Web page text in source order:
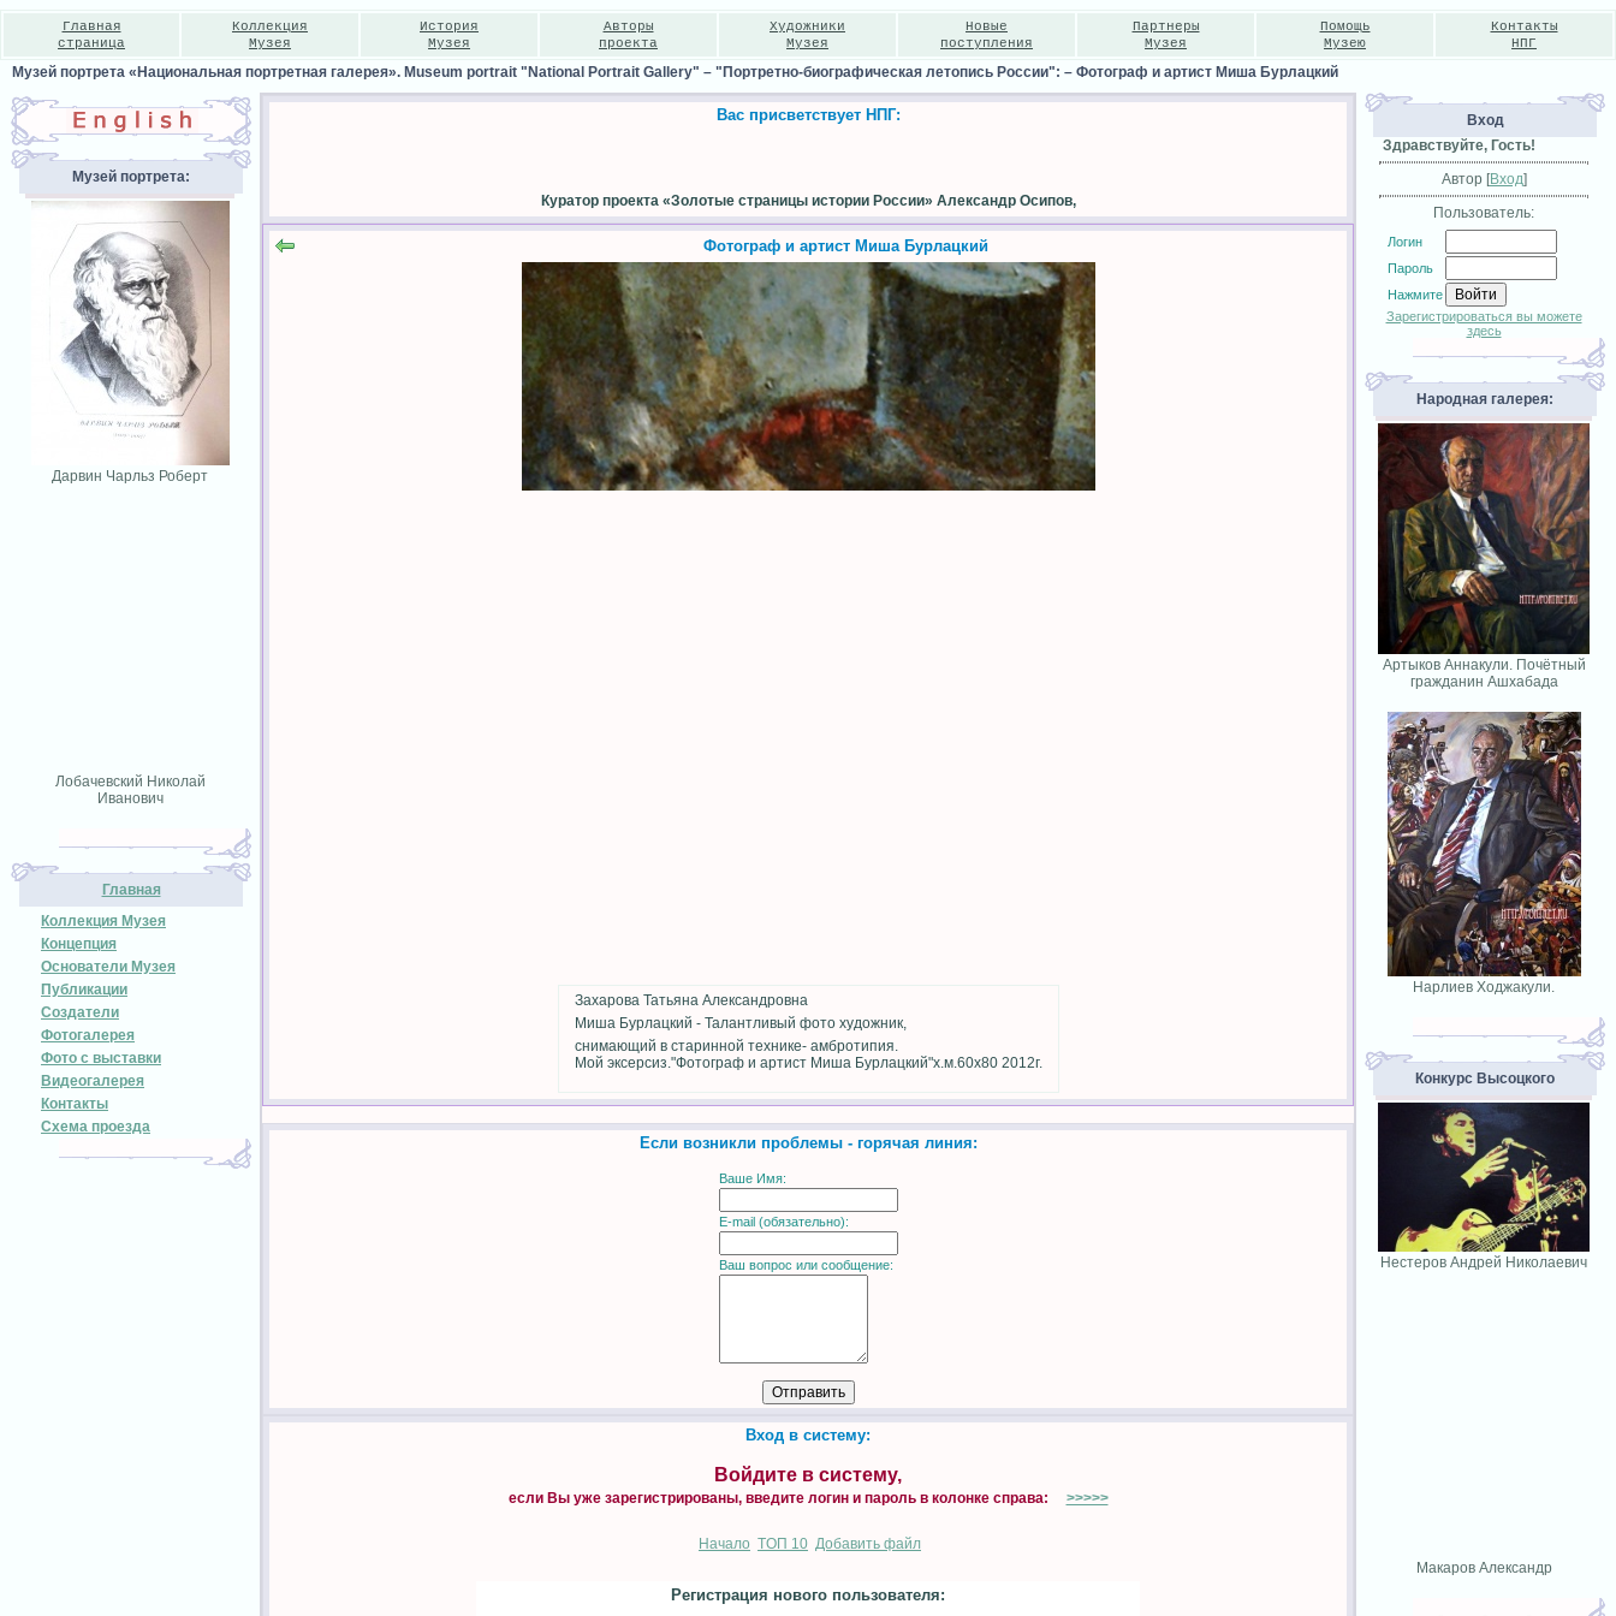
Главная
страница
Коллекция
Музея
История
Музея
Авторы
проекта
Художники
Музея
Новые
поступления
Партнеры
Музея
Помощь
Музею
Контакты
НПГ
Музей портрета «Национальная портретная галерея». Museum portrait "National Portrait Gallery" – "Портретно-биографическая летопись России": – Фотограф и артист Миша Бурлацкий
Музей портрета:
Дарвин Чарльз Роберт
Лобачевский Николай
Иванович
Главная
Коллекция Музея
Концепция
Основатели Музея
Публикации
Создатели
Фотогалерея
Фото с выставки
Видеогалерея
Контакты
Схема проезда
Вас присветствует НПГ:
Куратор проекта «Золотые страницы истории России» Александр Осипов,
Фотограф и артист Миша Бурлацкий
Захарова Татьяна Александровна
Миша Бурлацкий - Талантливый фото художник,
снимающий в старинной технике- амбротипия.
Мой эксерсиз."Фотограф и артист Миша Бурлацкий"х.м.60х80 2012г.
Если возникли проблемы - горячая линия:
Ваше Имя:
E-mail (обязательно):
Ваш вопрос или сообщение:
Вход в систему:
Войдите в систему,
если Вы уже зарегистрированы, введите логин и пароль в колонке справа: >>>>>
Начало TOП 10 Добавить файл
Регистрация нового пользователя:
Вход
Здравствуйте, Гость!
Автор [Вход]
Пользователь:
Логин
Пароль
Нажмите
Зарегистрироваться вы можете
здесь
Народная галерея:
Артыков Аннакули. Почётный
гражданин Ашхабада
Нарлиев Ходжакули.
Конкурс Высоцкого
Нестеров Андрей Николаевич
Макаров Александр